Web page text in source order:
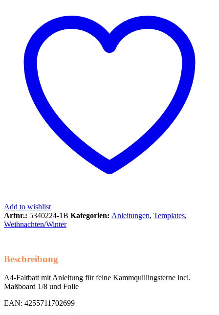
Add to wishlist
Artnr.: 5340224-1B Kategorien: Anleitungen, Templates,
Weihnachten/Winter
Beschreibung
A4-Faltbatt mit Anleitung für feine Kammquillingsterne incl.
Maßboard 1/8 und Folie
EAN: 4255711702699